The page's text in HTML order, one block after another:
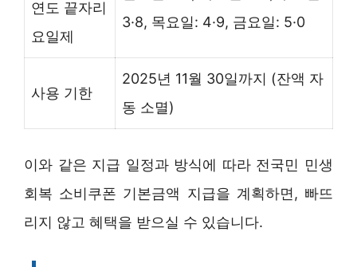
연도 끝자리
요일제
3·8, 목요일: 4·9, 금요일: 5·0
사용 기한
2025년 11월 30일까지 (잔액 자
동 소멸)
이와 같은 지급 일정과 방식에 따라 전국민 민생
회복 소비쿠폰 기본금액 지급을 계획하면, 빠뜨
리지 않고 혜택을 받으실 수 있습니다.